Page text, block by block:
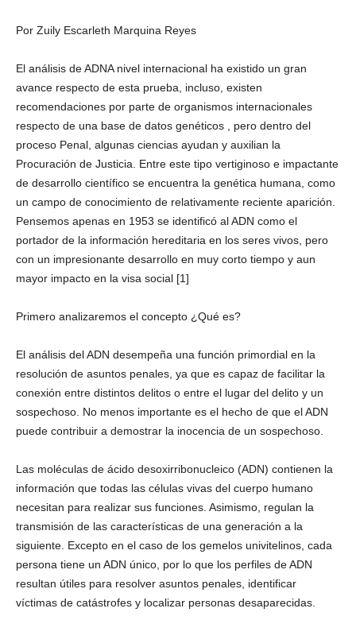
Facebook
Twitter
Whatsapp
Por Zuily Escarleth Marquina Reyes
El análisis de ADNA nivel internacional ha existido un gran
avance respecto de esta prueba, incluso, existen
recomendaciones por parte de organismos internacionales
respecto de una base de datos genéticos , pero dentro del
proceso Penal, algunas ciencias ayudan y auxilian la
Procuración de Justicia. Entre este tipo vertiginoso e impactante
de desarrollo científico se encuentra la genética humana, como
un campo de conocimiento de relativamente reciente aparición.
Pensemos apenas en 1953 se identificó al ADN como el
portador de la información hereditaria en los seres vivos, pero
con un impresionante desarrollo en muy corto tiempo y aun
mayor impacto en la visa social [1]
Primero analizaremos el concepto ¿Qué es?
El análisis del ADN desempeña una función primordial en la
resolución de asuntos penales, ya que es capaz de facilitar la
conexión entre distintos delitos o entre el lugar del delito y un
sospechoso. No menos importante es el hecho de que el ADN
puede contribuir a demostrar la inocencia de un sospechoso.
Las moléculas de ácido desoxirribonucleico (ADN) contienen la
información que todas las células vivas del cuerpo humano
necesitan para realizar sus funciones. Asimismo, regulan la
transmisión de las características de una generación a la
siguiente. Excepto en el caso de los gemelos univitelinos, cada
persona tiene un ADN único, por lo que los perfiles de ADN
resultan útiles para resolver asuntos penales, identificar
víctimas de catástrofes y localizar personas desaparecidas.